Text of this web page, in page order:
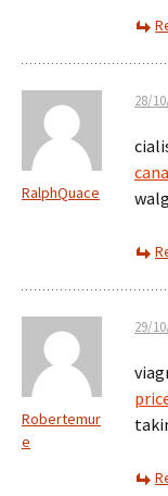
RalphQuace
28/
Robertemur
e
29/